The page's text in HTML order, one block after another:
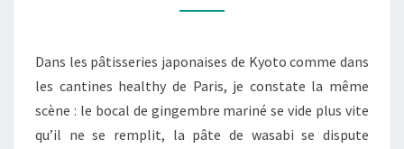
INDISPENSABLES
POKE
BOWL
Dans les pâtisseries japonaises de Kyoto comme dans
les cantines healthy de Paris, je constate la même
scène : le bocal de gingembre mariné se vide plus vite
qu’il ne se remplit, la pâte de wasabi se dispute